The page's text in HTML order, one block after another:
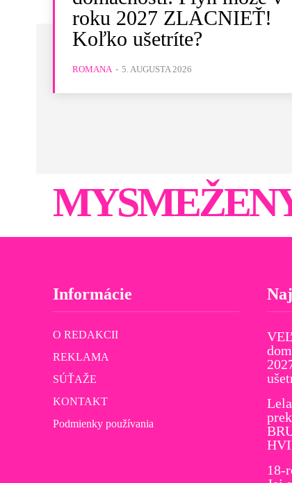
roku 2027 ZLACNIEŤ!
Koľko ušetríte?
ROMANA - 5. AUGUSTA 2026
Informácie
O REDAKCII
REKLAMA
SÚŤAŽE
KONTAKT
Podmienky používania
18-